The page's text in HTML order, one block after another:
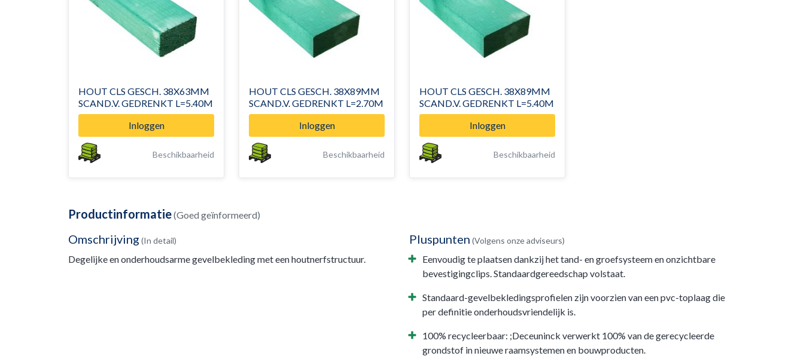
HOUT CLS GESCH. 38X63MM
SCAND.V. GEDRENKT L=5.40M
Inloggen
Beschikbaarheid
HOUT CLS GESCH. 38X89MM
SCAND.V. GEDRENKT L=2.70M
Inloggen
Beschikbaarheid
HOUT CLS GESCH. 38X89MM
SCAND.V. GEDRENKT L=5.40M
Inloggen
Beschikbaarheid
Productinformatie(Goed geïnformeerd)
Omschrijving (In detail)
Degelijke en onderhoudsarme gevelbekleding met een houtnerfstructuur.
Pluspunten (Volgens onze adviseurs)
Eenvoudig te plaatsen dankzij het tand- en groefsysteem en onzichtbare
bevestigingclips. Standaardgereedschap volstaat.
Standaard-gevelbekledingsprofielen zijn voorzien van een pvc-toplaag die
per definitie onderhoudsvriendelijk is.
100% recycleerbaar: ;Deceuninck verwerkt 100% van de gerecycleerde
grondstof in nieuwe raamsystemen en bouwproducten.